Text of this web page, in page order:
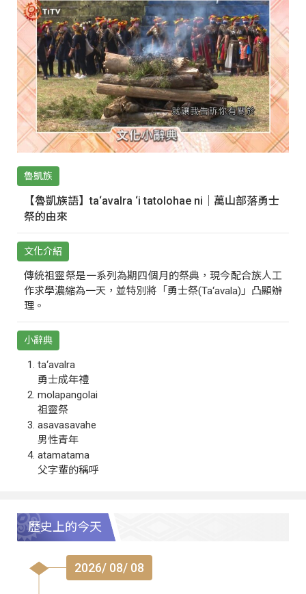
魯凱族
【魯凱族語】ta‘avalra ‘i tatolohae ni｜萬山部落勇士
祭的由來
文化介紹
傳統祖靈祭是一系列為期四個月的祭典，現今配合族人工
作求學濃縮為一天，並特別將「勇士祭(Ta‘avala)」凸顯辦
理。
小辭典
ta‘avalra
勇士成年禮
molapangolai
祖靈祭
asavasavahe
男性青年
atamatama
父字輩的稱呼
歷史上的今天
2026/ 08/ 08